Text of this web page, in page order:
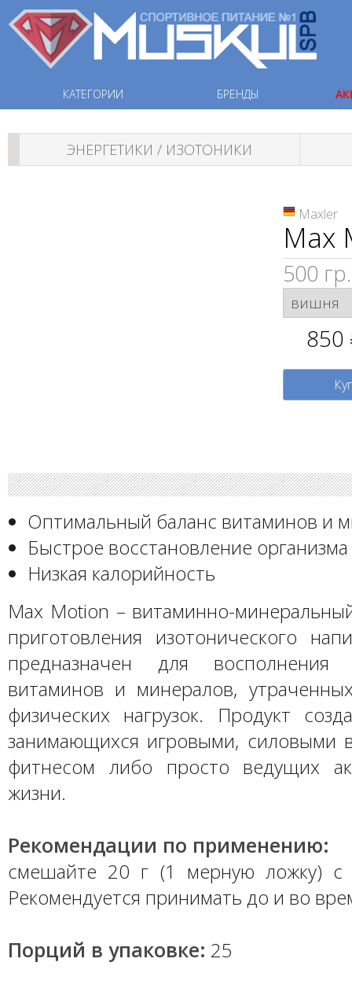
КАТЕГОРИИ БРЕНДЫ
ЭНЕРГЕТИКИ / ИЗОТОНИКИ
Maxler
Max
500 гр.
850
Оптимальный баланс витаминов и
Быстрое восстановление организма
Низкая калорийность
Max Motion – витаминно-
приготовления изотонического
предназначен для
витаминов и минералов,
физических нагрузок. Продукт
занимающихся игровыми, силовыми
фитнесом либо просто ведущих
жизни.
Рекомендации по применению:
смешайте 20 г (1 мерную ложку)
Рекомендуется принимать до и во
Порций в упаковке: 25